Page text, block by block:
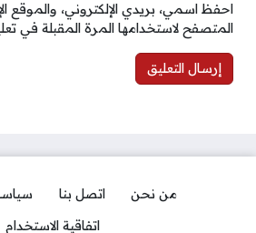
احفظ اسمي، بريدي الإلكتروني، والموقع
المتصفح لاستخدامها المرة المقبلة في
من نحن اتصل بنا
اتفاقية الاستخدام